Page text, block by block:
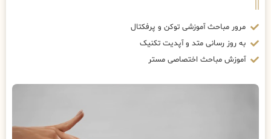
مرور مباحث آموزشی توکن و پرفکتال
به روز رسانی متد و آپدیت تکنیک
آموزش مباحث اختصاصی مستر